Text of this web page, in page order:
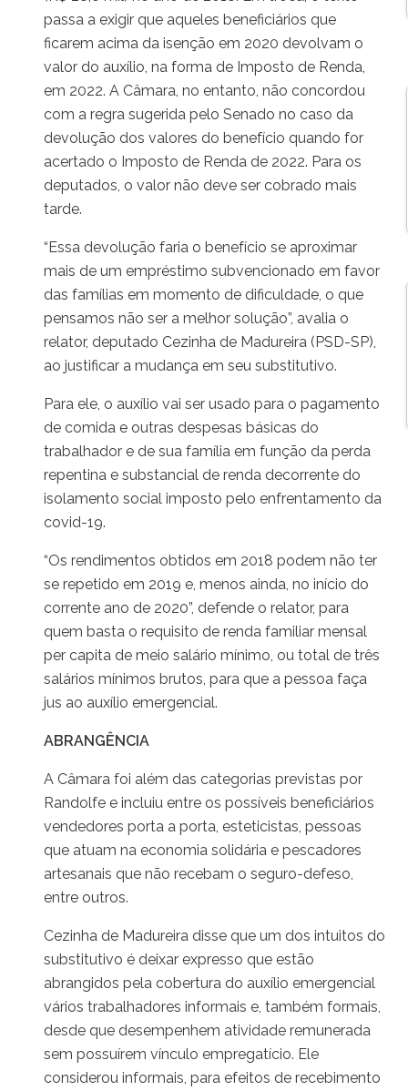
passa a exigir que aqueles beneficiários que
ficarem acima da isenção em 2020 devolvam o
valor do auxílio, na forma de Imposto de Renda,
em 2022. A Câmara, no entanto, não concordou
com a regra sugerida pelo Senado no caso da
devolução dos valores do benefício quando for
acertado o Imposto de Renda de 2022. Para os
deputados, o valor não deve ser cobrado mais
tarde.
“Essa devolução faria o benefício se aproximar
mais de um empréstimo subvencionado em favor
das famílias em momento de dificuldade, o que
pensamos não ser a melhor solução”, avalia o
relator, deputado Cezinha de Madureira (PSD-SP),
ao justificar a mudança em seu substitutivo.
Para ele, o auxílio vai ser usado para o pagamento
de comida e outras despesas básicas do
trabalhador e de sua família em função da perda
repentina e substancial de renda decorrente do
isolamento social imposto pelo enfrentamento da
covid-19.
“Os rendimentos obtidos em 2018 podem não ter
se repetido em 2019 e, menos ainda, no início do
corrente ano de 2020”, defende o relator, para
quem basta o requisito de renda familiar mensal
per capita de meio salário mínimo, ou total de três
salários mínimos brutos, para que a pessoa faça
jus ao auxílio emergencial.
ABRANGÊNCIA
A Câmara foi além das categorias previstas por
Randolfe e incluiu entre os possíveis beneficiários
vendedores porta a porta, esteticistas, pessoas
que atuam na economia solidária e pescadores
artesanais que não recebam o seguro-defeso,
entre outros.
Cezinha de Madureira disse que um dos intuitos do
substitutivo é deixar expresso que estão
abrangidos pela cobertura do auxílio emergencial
vários trabalhadores informais e, também formais,
desde que desempenhem atividade remunerada
sem possuírem vínculo empregatício. Ele
considerou informais, para efeitos de recebimento